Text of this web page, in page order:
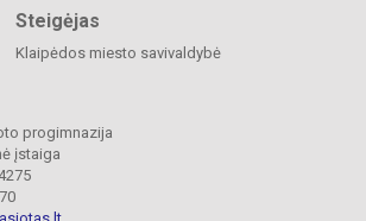
Steigėjas
Klaipėdos miesto savivaldybė
progimnazija
įstaiga